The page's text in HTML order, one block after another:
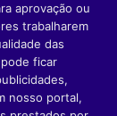
aprovação ou
trabalharem
das
ficar
nosso portal,